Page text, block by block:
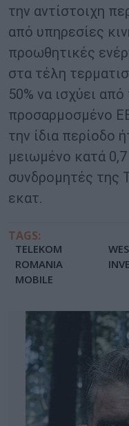
την αντίστοιχη
από υπηρεσίες
προωθητικές
στα τέλη
50% να ισχύει
προσαρμοσμένο
την ίδια περίοδο
μειωμένο κατά
συνδρομητές της
εκατ.
TAGS:
TELEKOM
ROMANIA
MOBILE